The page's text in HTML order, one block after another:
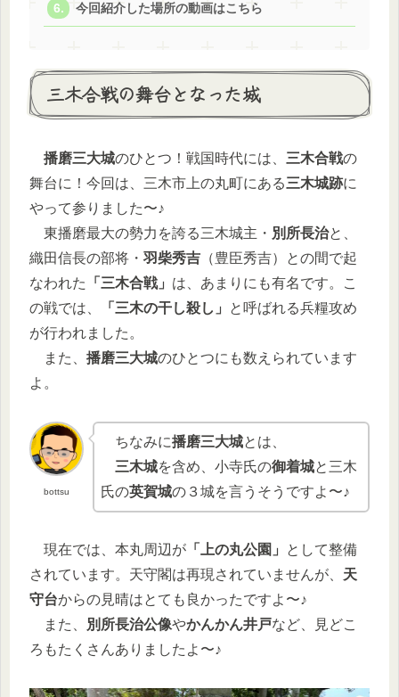
今回紹介した場所の動画はこちら
三木合戦の舞台となった城
播磨三大城のひとつ！戦国時代には、 三木合戦の
舞台に！今回は、三木市上の丸町にある三木城跡に
やって参りました〜♪
東播磨最大の勢力を誇る三木城主・ 別所長治と、
織田信長の部将・ 羽柴秀吉 （豊臣秀吉）との間で起
なわれた
「三木合戦」 は、あまりにも有名です。こ
の戦では、
「三木の干し殺し」
と呼ばれる兵糧攻め
が行われました。
また、 播磨三大城のひとつにも数えられています
よ。
bottsu
ちなみに播磨三大城とは、
三木城を含め、小寺氏の御着城と三木
氏の英賀城の３城を言うそうですよ〜♪
現在では、本丸周辺が 「上の丸公園」
として整備
されています。天守閣は再現されていませんが、 天
守台からの見晴はとても良かったですよ〜♪
また、
別所長治公像やかんかん井戸など、見どこ
ろもたくさんありましたよ〜♪